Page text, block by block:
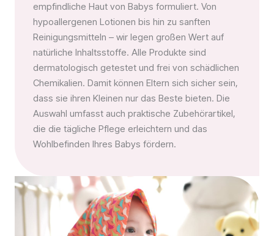
empfindliche Haut von Babys formuliert. Von
hypoallergenen Lotionen bis hin zu sanften
Reinigungsmitteln – wir legen großen Wert auf
natürliche Inhaltsstoffe. Alle Produkte sind
dermatologisch getestet und frei von schädlichen
Chemikalien. Damit können Eltern sich sicher sein,
dass sie ihren Kleinen nur das Beste bieten. Die
Auswahl umfasst auch praktische Zubehörartikel,
die die tägliche Pflege erleichtern und das
Wohlbefinden Ihres Babys fördern.